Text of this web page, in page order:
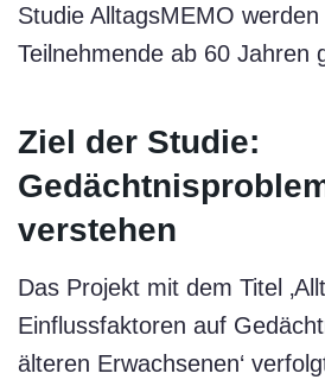
Studie AlltagsMEMO
Teilnehmende ab 60 Jahren
Ziel der Studie:
verstehen
Das Projekt mit dem Titel
Einflussfaktoren auf
älteren Erwachsenen‘